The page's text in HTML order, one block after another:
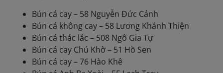
Bún cá cay – 58 Nguyễn Đức Cảnh
Bún cá không cay – 58 Lương Khánh Thiện
Bún cá thác lác – 508 Ngô Gia Tự
Bún cá cay Chú Khờ – 51 Hồ Sen
Bún cá cay – 76 Hào Khê